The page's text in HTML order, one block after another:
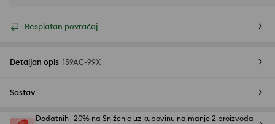
Besplatan povraćaj
Detaljan opis 159AC-99X
Sastav
Dodatnih -20% na Sniženje uz kupovinu najmanje 2 proizvoda